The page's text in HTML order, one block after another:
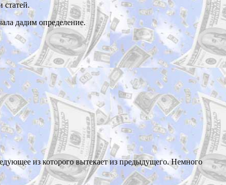
статей.
дадим определение.
из которого вытекает из предыдущего. Немного